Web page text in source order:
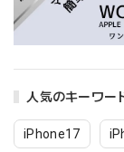
人気のキーワー
iPhone17